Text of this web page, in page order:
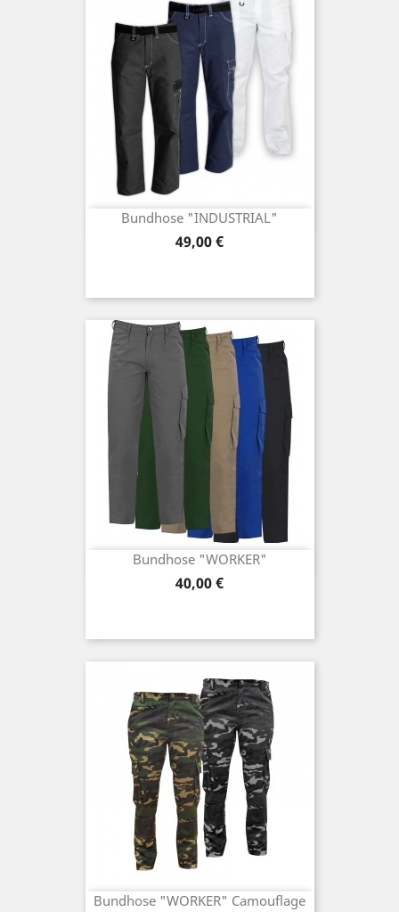
Bundhose "INDUSTRIAL"
Preis
49,00 €
Bundhose "WORKER"
Preis
40,00 €
Bundhose "WORKER" Camouflage